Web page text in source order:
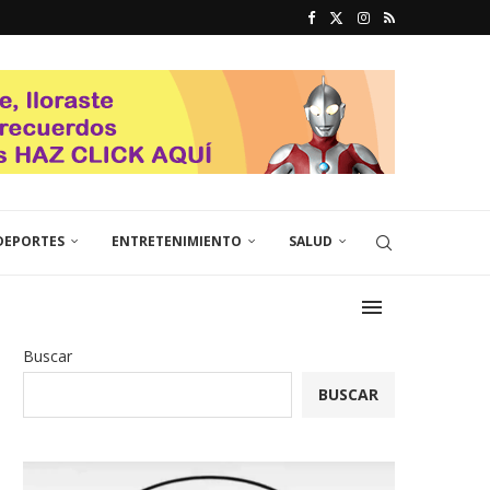
ENTRETENIMIENTO SALUD
Buscar
BUSCAR